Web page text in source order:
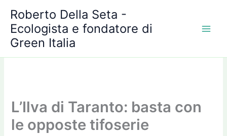
contenuto
Roberto Della Seta -
Ecologista e fondatore di
Green Italia
L’Ilva di Taranto: basta con
le opposte tifoserie
r
c
h
i